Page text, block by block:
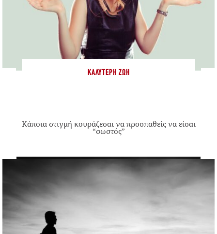
ΚΑΛΎΤΕΡΗ ΖΩΉ
Κάποια στιγμή κουράζεσαι να προσπαθείς να είσαι
“σωστός”